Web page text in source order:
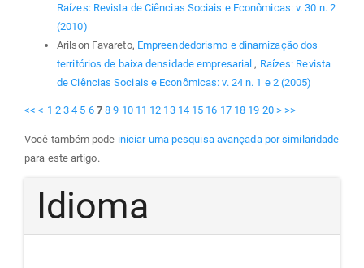
Raízes: Revista de Ciências Sociais e Econômicas: v. 30 n. 2
(2010)
Arilson Favareto, Empreendedorismo e dinamização dos
territórios de baixa densidade empresarial , Raízes: Revista
de Ciências Sociais e Econômicas: v. 24 n. 1 e 2 (2005)
<< < 1 2 3 4 5 6 7 8 9 10 11 12 13 14 15 16 17 18 19 20 > >>
Você também pode iniciar uma pesquisa avançada por similaridade
para este artigo.
Idioma